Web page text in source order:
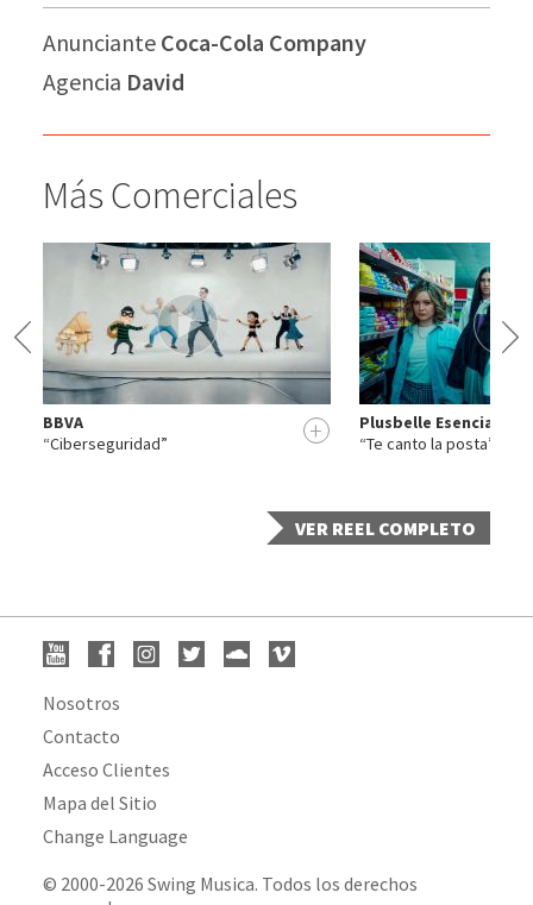
Anunciante Coca-Cola Company
Agencia David
Más Comerciales
VER REEL COMPLETO
BBVA
“Ciberseguridad”
+
Plusbelle Esencia
“Te canto la posta”
Nosotros
Contacto
Acceso Clientes
Mapa del Sitio
Change Language
© 2000-2026 Swing Musica. Todos los derechos